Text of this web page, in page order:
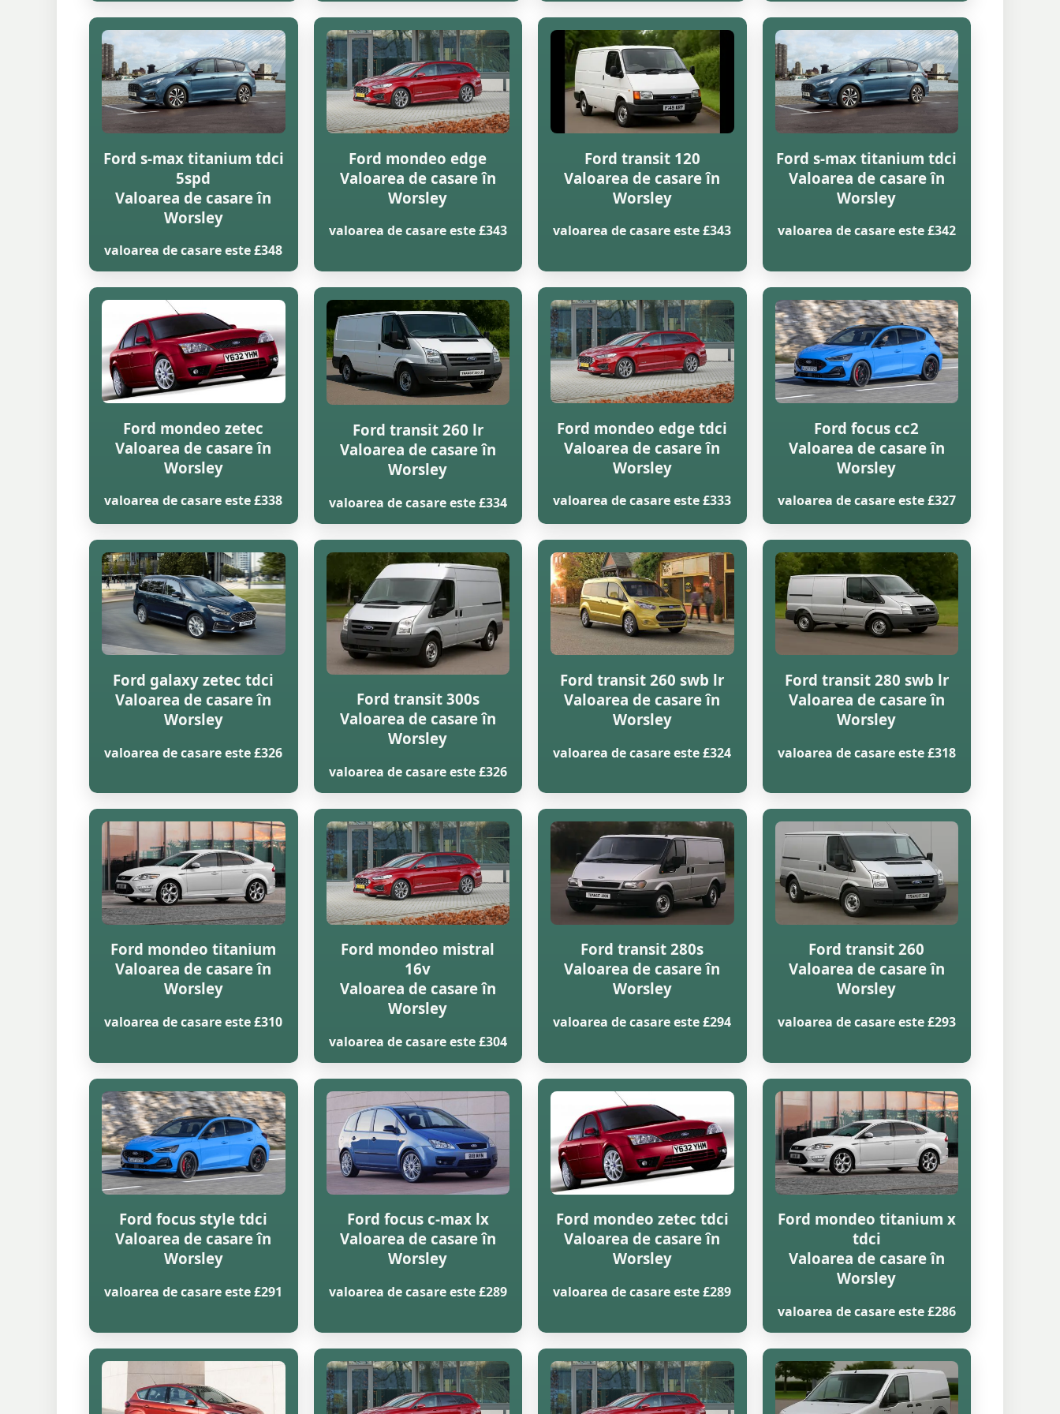
Ford s-max titanium tdci
5spd
Valoarea de casare în
Worsley
valoarea de casare este £348
Ford mondeo edge
Valoarea de casare în
Worsley
valoarea de casare este £343
Ford transit 120
Valoarea de casare în
Worsley
valoarea de casare este £343
Ford s-max titanium tdci
Valoarea de casare în
Worsley
valoarea de casare este £342
Ford mondeo zetec
Valoarea de casare în
Worsley
valoarea de casare este £338
Ford transit 260 lr
Valoarea de casare în
Worsley
valoarea de casare este £334
Ford mondeo edge tdci
Valoarea de casare în
Worsley
valoarea de casare este £333
Ford focus cc2
Valoarea de casare în
Worsley
valoarea de casare este £327
Ford galaxy zetec tdci
Valoarea de casare în
Worsley
valoarea de casare este £326
Ford transit 300s
Valoarea de casare în
Worsley
valoarea de casare este £326
Ford transit 260 swb lr
Valoarea de casare în
Worsley
valoarea de casare este £324
Ford transit 280 swb lr
Valoarea de casare în
Worsley
valoarea de casare este £318
Ford mondeo titanium
Valoarea de casare în
Worsley
valoarea de casare este £310
Ford mondeo mistral
16v
Valoarea de casare în
Worsley
valoarea de casare este £304
Ford transit 280s
Valoarea de casare în
Worsley
valoarea de casare este £294
Ford transit 260
Valoarea de casare în
Worsley
valoarea de casare este £293
Ford focus style tdci
Valoarea de casare în
Worsley
valoarea de casare este £291
Ford focus c-max lx
Valoarea de casare în
Worsley
valoarea de casare este £289
Ford mondeo zetec tdci
Valoarea de casare în
Worsley
valoarea de casare este £289
Ford mondeo titanium x
tdci
Valoarea de casare în
Worsley
valoarea de casare este £286